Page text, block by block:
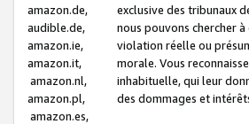
amazon.de,
audible.de,
amazon.ie,
amazon.it,
amazon.nl,
amazon.pl,
amazon.es,
exclusive des tribunaux
nous pouvons chercher
violation réelle ou
morale. Vous
inhabituelle, qui leur
des dommages et